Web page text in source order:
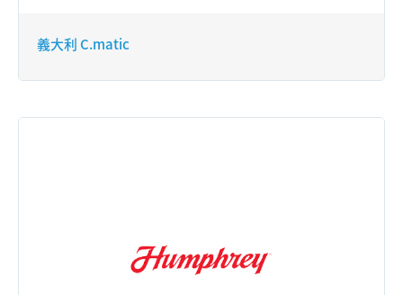
義大利 C.matic